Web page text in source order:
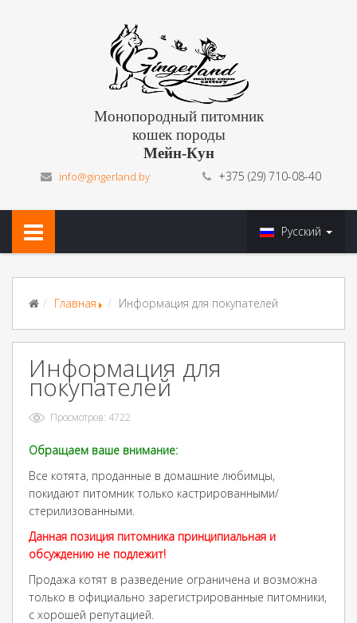
Монопородный питомник
кошек породы
Мейн-Кун
info@gingerland.by +375 (29) 710-08-40
Русский
Главная Информация для покупателей
Информация для
покупателей
Просмотров: 4722
Обращаем ваше внимание:
Все котята, проданные в домашние любимцы,
покидают питомник только кастрированными/
стерилизованными.
Данная позиция питомника принципиальная и
обсуждению не подлежит!
Продажа котят в разведение ограничена и возможна
только в официально зарегистрированные питомники,
с хорошей репутацией.